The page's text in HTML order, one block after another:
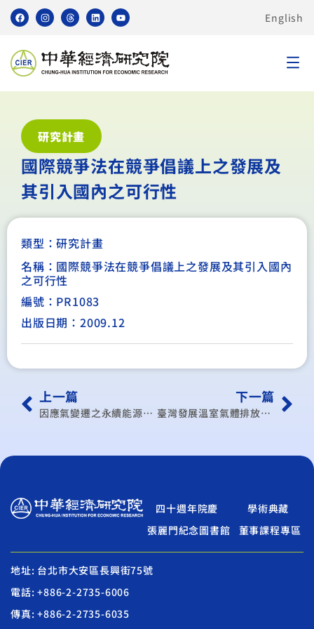
English
研究計畫
國際競爭法在競爭倡議上之發展及
其引入國內之可行性
類型：研究計畫
名稱：國際競爭法在競爭倡議上之發展及其引入國內
之可行性
編號：PR1083
出版日期：2009.12
上一篇
因應氣變遷之永續能源與產業的社經情境分析
下一篇
臺灣發展溫室氣體排放權期貨交易之可行性研究
四十週年院慶
學術典藏
張麗門紀念圖書館
董事課程專區
地址: 台北市大安區長興街75號
電話: +886-2-2735-6006
傳真: +886-2-2735-6035